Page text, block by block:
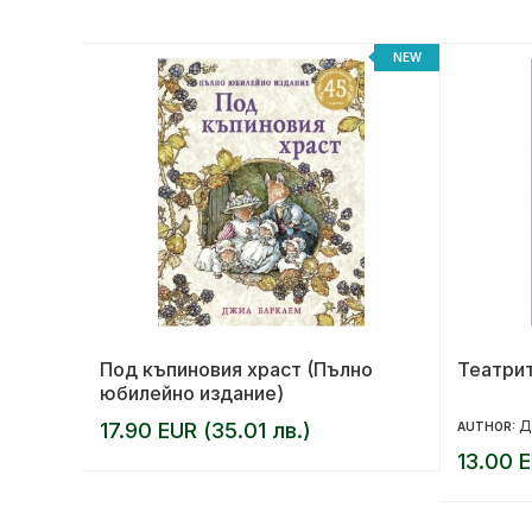
NEW
Под къпиновия храст (Пълно
юбилейно издание)
17.90 EUR (35.01 лв.) AUTHOR:
13.00